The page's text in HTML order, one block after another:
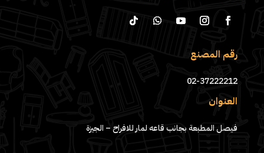
رقم المصنع
02-37222212
العنوان
فيصل المطبعة بجانب قاعه لمار للافراح – الجيزة